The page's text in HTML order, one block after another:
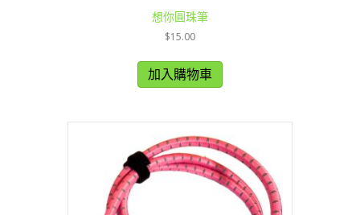
想你圓珠筆
$15.00
加入購物車